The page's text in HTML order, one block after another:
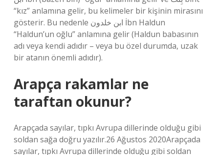
“kız” anlamına gelir, bu kelimeler bir kişinin mirasını
gösterir. Bu nedenle ابن خلدون İbn Haldun
“Haldun’un oğlu” anlamına gelir (Haldun babasının
adı veya kendi adıdır – veya bu özel durumda, uzak
bir atanın önemli adıdır).
Arapça rakamlar ne
taraftan okunur?
Arapçada sayılar, tıpkı Avrupa dillerinde olduğu gibi
soldan sağa doğru yazılır.26 Ağustos 2020Arapçada
sayılar, tıpkı Avrupa dillerinde olduğu gibi soldan